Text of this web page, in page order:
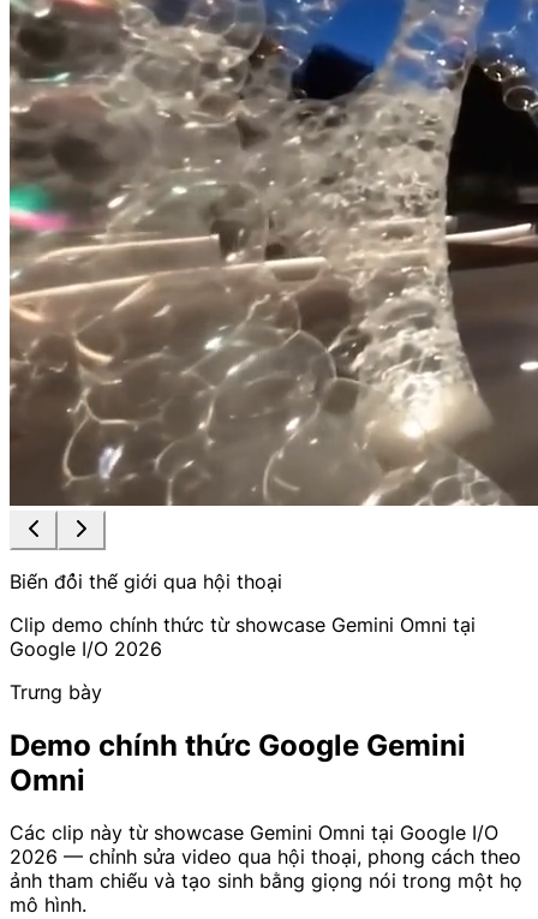
Biến đổi thế giới qua hội thoại
Clip demo chính thức từ showcase Gemini Omni tại
Google I/O 2026
Trưng bày
Demo chính thức Google Gemini
Omni
Các clip này từ showcase Gemini Omni tại Google I/O
2026 — chỉnh sửa video qua hội thoại, phong cách theo
ảnh tham chiếu và tạo sinh bằng giọng nói trong một họ
mô hình.